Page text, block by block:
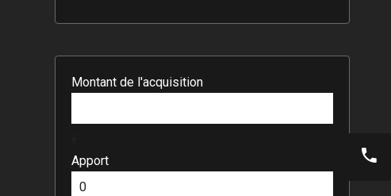
Montant de l'acquisition
Apport